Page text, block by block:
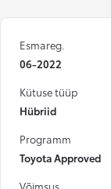
Esmareg.
06-2022
Kütuse tüüp
Hübriid
Programm
Toyota Approved
Võimsus